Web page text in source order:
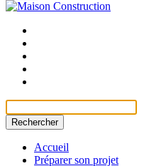
Rechercher
Accueil
Préparer son projet